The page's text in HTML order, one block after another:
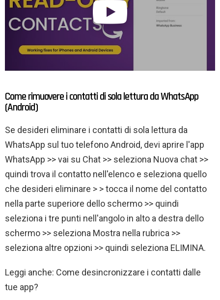
Come rimuovere i contatti di sola lettura da WhatsApp
(Android)
Se desideri eliminare i contatti di sola lettura da
WhatsApp sul tuo telefono Android, devi aprire l'app
WhatsApp >> vai su Chat >> seleziona Nuova chat >>
quindi trova il contatto nell'elenco e seleziona quello
che desideri eliminare > > tocca il nome del contatto
nella parte superiore dello schermo >> quindi
seleziona i tre punti nell'angolo in alto a destra dello
schermo >> seleziona Mostra nella rubrica >>
seleziona altre opzioni >> quindi seleziona ELIMINA.
Leggi anche: Come desincronizzare i contatti dalle
tue app?